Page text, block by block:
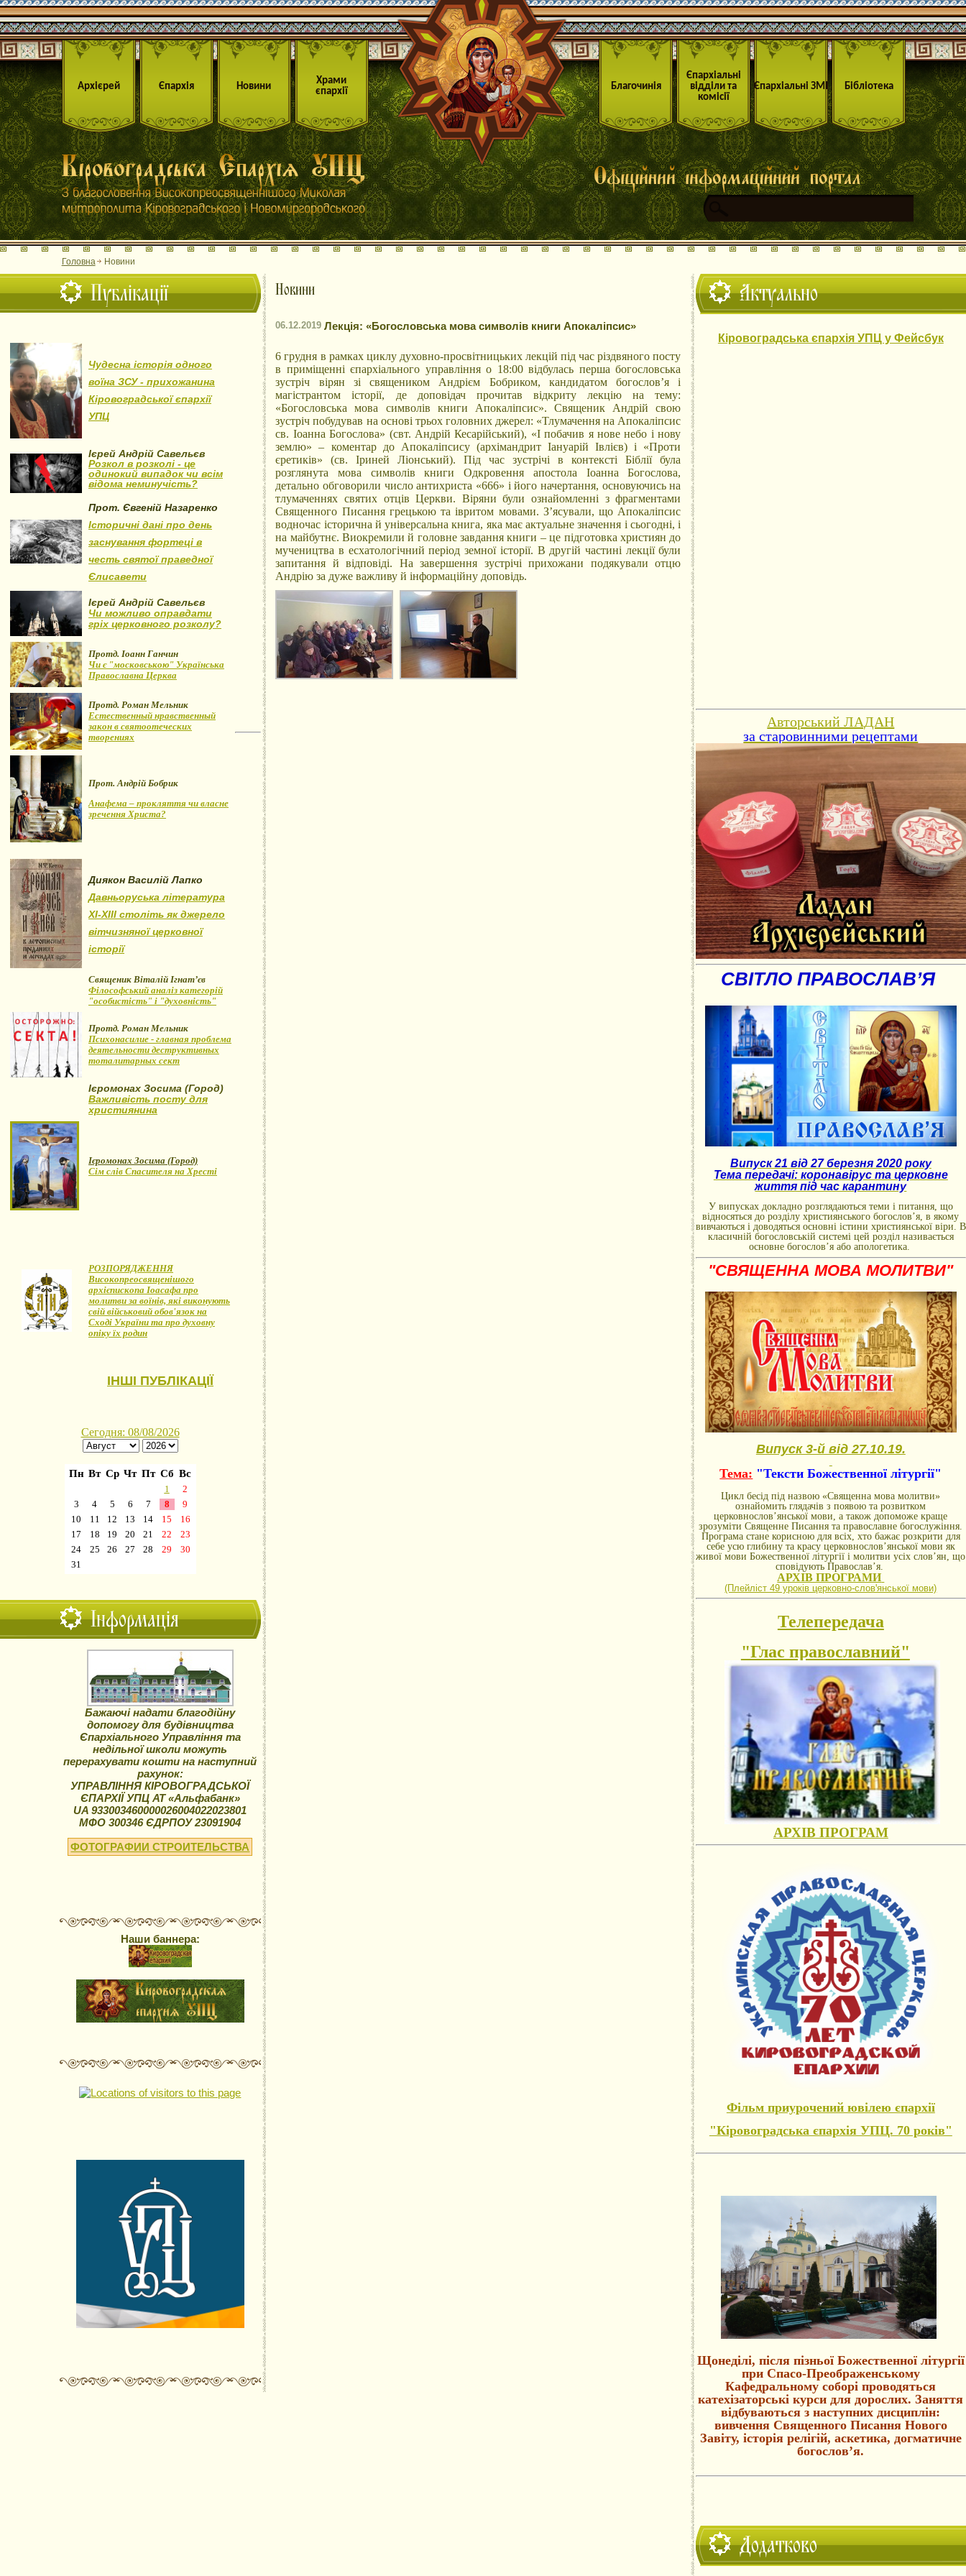
Архієрей Єпархія Новини
Храми
єпархії
Благочинія
Єпархіальні
відділи та
комісії
Єпархіальні ЗМІ Бібліотека
Головна Новини
Актуально
Кіровоградська єпархія УПЦ у Фейсбук
Авторський ЛАДАН
за старовинними рецептами
СВІТЛО ПРАВОСЛАВ’Я
Випуск 21 від 27 березня 2020 року
Тема передачі: коронавірус та церковне
життя під час карантину
У випусках докладно розглядаються теми і питання, що
відносяться до розділу християнського богослов’я, в якому
вивчаються і доводяться основні істини християнської віри. В
класичній богословській системі цей розділ називається
основне богослов’я або апологетика.
"СВЯЩЕННА МОВА МОЛИТВИ"
Випуск 3-й від 27.10.19.
Тема: "Тексти Божественної літургії"
Цикл бесід під назвою «Священна мова молитви»
ознайомить глядачів з появою та розвитком
церковнослов’янської мови, а також допоможе краще
зрозуміти Священне Писання та православне богослужіння.
Програма стане корисною для всіх, хто бажає розкрити для
себе усю глибину та красу церковнослов’янської мови як
живої мови Божественної літургії і молитви усіх слов’ян, що
сповідують Православ’я.
АРХІВ ПРОГРАМИ
(Плейліст 49 уроків церковно-словꞌянської мови)
Телепередача
"Глас православний"
АРХІВ ПРОГРАМ
Фільм приурочений ювілею єпархії
"Кіровоградська єпархія УПЦ. 70 років"
Щонеділі, після пізньої Божественної літургії
при Спасо-Преображенському
Кафедральному соборі проводяться
катехізаторські курси для дорослих. Заняття
відбуваються з наступних дисциплін:
вивчення Священного Писання Нового
Завіту, історія релігій, аскетика, догматичне
богослов’я.
Додатково
Публікації
Чудесна історія одного
воїна ЗСУ - прихожанина
Кіровоградської єпархії
УПЦ
Ієрей Андрій Савельєв
Розкол в розколі - це
одинокий випадок чи всім
відома неминучість?
Прот. Євгеній Назаренко
Історичні дані про день
заснування фортеці в
честь святої праведної
Єлисавети
Ієрей Андрій Савельєв
Чи можливо оправдати
гріх церковного розколу?
Протд. Іоанн Ганчин
Чи є "московською" Українська
Православна Церква
Протд. Роман Мельник
Естественный нравственный
закон в святоотеческих
творениях
Прот. Андрій Бобрик
Анафема – прокляття чи власне
зречення Христа?
Диякон Василій Лапко
Давньоруська література
XI-XIII століть як джерело
вітчизняної церковної
історії
Священик Віталій Ігнат’єв
Філософський аналіз категорій
"особистість" і "духовність"
Протд. Роман Мельник
Психонасилие - главная проблема
деятельности деструктивных
тоталитарных сект
Ієромонах Зосима (Город)
Важливість посту для
християнина
Ієромонах Зосима (Город)
Сім слів Спасителя на Хресті
РОЗПОРЯДЖЕННЯ
Високопреосвященішого
архієпископа Іоасафа про
молитви за воїнів, які виконують
свій військовий обов'язок на
Сході України та про духовну
опіку їх родин
ІНШІ ПУБЛІКАЦІЇ
Інформація
Бажаючі надати благодійну
допомогу для будівництва
Єпархіального Управління та
недільної школи можуть
перерахувати кошти на наступний
рахунок:
УПРАВЛІННЯ КІРОВОГРАДСЬКОЇ
ЄПАРХІЇ УПЦ АТ «Альфабанк»
UA 933003460000026004022023801
МФО 300346 ЄДРПОУ 23091904
ФОТОГРАФИИ СТРОИТЕЛЬСТВА
Наши баннера:
Новини
06.12.2019 Лекція: «Богословська мова символів книги Апокаліпсис»
6 грудня в рамках циклу духовно-просвітницьких лекцій під час різдвяного посту
в приміщенні єпархіального управління о 18:00 відбулась перша богословська
зустріч вірян зі священиком Андрієм Бобриком, кандидатом богослов’я і
магістрантом історії, де доповідач прочитав відкриту лекцію на тему:
«Богословська мова символів книги Апокаліпсис». Священик Андрій свою
зустріч побудував на основі трьох головних джерел: «Тлумачення на Апокаліпсис
св. Іоанна Богослова» (свт. Андрій Кесарійський), «І побачив я нове небо і нову
землю» – коментар до Апокаліпсису (архімандрит Іануарій Івлієв) і «Проти
єретиків» (св. Іриней Ліонський). Під час зустрічі в контексті Біблії була
розглянута мова символів книги Одкровення апостола Іоанна Богослова,
детально обговорили число антихриста «666» і його начертання, основуючись на
тлумаченнях святих отців Церкви. Віряни були ознайомленні з фрагментами
Священного Писання грецькою та івритом мовами. З’ясували, що Апокаліпсис
водночас історична й універсальна книга, яка має актуальне значення і сьогодні, і
на майбутнє. Виокремили й головне завдання книги – це підготовка християн до
мучеництва в есхатологічний період земної історії. В другій частині лекції були
запитання й відповіді. На завершення зустрічі прихожани подякували отцю
Андрію за дуже важливу й інформаційну доповідь.